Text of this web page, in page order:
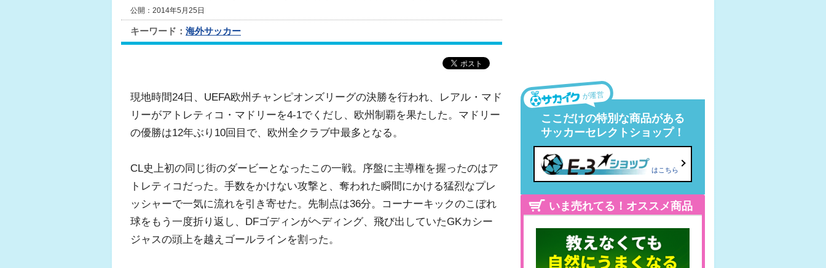
公開：2014年5月25日
キーワード： 海外サッカー
現地時間24日、UEFA欧州チャンピオンズリーグの決勝を行われ、レアル・マド
リーがアトレティコ・マドリーを4-1でくだし、欧州制覇を果たした。マドリー
の優勝は12年ぶり10回目で、欧州全クラブ中最多となる。
CL史上初の同じ街のダービーとなったこの一戦。序盤に主導権を握ったのはア
トレティコだった。手数をかけない攻撃と、奪われた瞬間にかける猛烈なプレ
ッシャーで一気に流れを引き寄せた。先制点は36分。コーナーキックのこぼれ
球をもう一度折り返し、DFゴディンがヘディング、飛び出していたGKカシー
ジャスの頭上を越えゴールラインを割った。
が運営
ここだけの特別な商品がある
サッカーセレクトショップ！
はこちら
いま売れてる！オススメ商品